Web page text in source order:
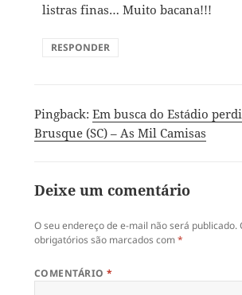
listras finas… Muito bacana!!!
RESPONDER
Pingback: Em busca do Estádio
Brusque (SC) – As Mil Camisas
Deixe um comentário
O seu endereço de e-mail não será publicado.
obrigatórios são marcados com*
COMENTÁRIO*